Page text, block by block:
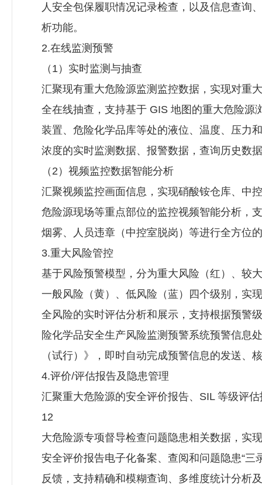
人安全包保履职情况记录检查，以及信息查询
析功能。
2.在线监测预警
（1）实时监测与抽查
汇聚现有重大危险源监测监控数据，实现对重
全在线抽查，支持基于 GIS 地图的重大危险源
装置、危险化学品库等处的液位、温度、压力
浓度的实时监测数据、报警数据，查询历史数
（2）视频监控数据智能分析
汇聚视频监控画面信息，实现硝酸铵仓库、中
危险源现场等重点部位的监控视频智能分析，
烟雾、人员违章（中控室脱岗）等进行全方位
3.重大风险管控
基于风险预警模型，分为重大风险（红）、较
一般风险（黄）、低风险（蓝）四个级别，实
全风险的实时评估分析和展示，支持根据预警
险化学品安全生产风险监测预警系统预警信息
（试行）》，即时自动完成预警信息的发送、
4.评价/评估报告及隐患管理
汇聚重大危险源的安全评价报告、SIL 等级评
12
大危险源专项督导检查问题隐患相关数据，实
安全评价报告电子化备案、查阅和问题隐患“三
反馈，支持精确和模糊查询、多维度统计分析